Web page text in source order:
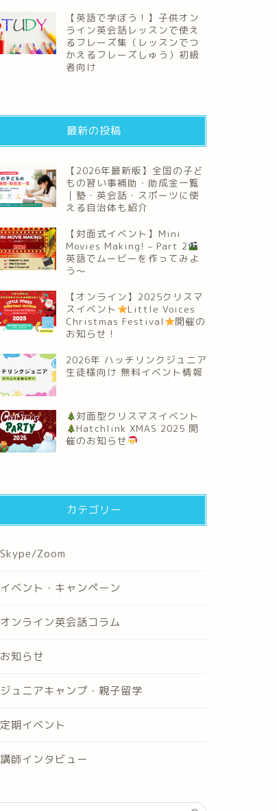
【英語で学ぼう！】子供オン
ライン英会話レッスンで使え
るフレーズ集（レッスンでつ
かえるフレーズしゅう）初級
者向け
最新の投稿
【2026年最新版】全国の子ど
もの習い事補助・助成金一覧
｜塾・英会話・スポーツに使
える自治体も紹介
【対面式イベント】Mini
Movies Making! – Part 2
英語でムービーを作ってみよ
う～
【オンライン】2025クリスマ
スイベント
Little Voices
Christmas Festival
開催の
お知らせ！
2026年 ハッチリンクジュニア
生徒様向け 無料イベント情報
対面型クリスマスイベント
Hatchlink XMAS 2025 開
催のお知らせ
カテゴリー
Skype/Zoom
イベント・キャンペーン
オンライン英会話コラム
お知らせ
ジュニアキャンプ・親子留学
定期イベント
講師インタビュー